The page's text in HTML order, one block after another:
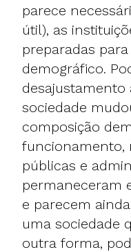
parece
útil), as
preparadas
demográfico.
desajustamento
sociedade
composição
funcionamento,
públicas e
permaneceram
e parecem
uma sociedade
outra forma,